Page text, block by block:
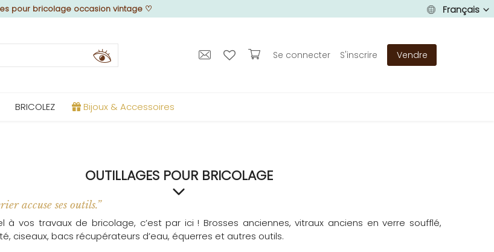
pour bricolage occasion vintage ♡ Français
Se connecter S'inscrire Vendre
BRICOLEZ Bijoux & Accessoires
OUTILLAGES POUR BRICOLAGE
accuse ses outils.”
à vos travaux de bricolage, c’est par ici ! Brosses anciennes, vitraux anciens en verre soufflé,
ciseaux, bacs récupérateurs d’eau, équerres et autres outils.